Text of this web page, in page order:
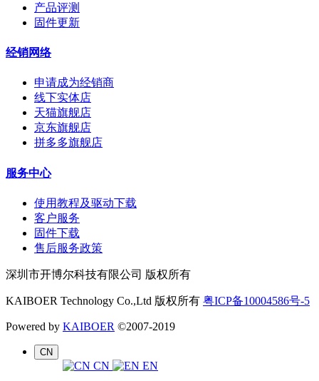
产品评测
固件更新
经销网络
申请成为经销商
线下实体店
天猫旗舰店
京东旗舰店
拼多多旗舰店
服务中心
使用教程及驱动下载
客户服务
固件下载
售后服务政策
深圳市开博尔科技有限公司 版权所有
KAIBOER Technology Co.,Ltd 版权所有 粤ICP备10004586号-5
Powered by KAIBOER ©2007-2019
CN
CN EN